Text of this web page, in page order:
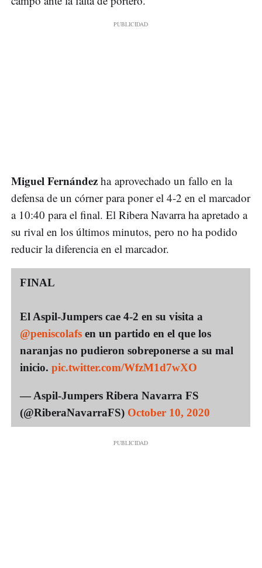
Miguel Fernández ha aprovechado un fallo en la
defensa de un córner para poner el 4-2 en el marcador
a 10:40 para el final. El Ribera Navarra ha apretado a
su rival en los últimos minutos, pero no ha podido
reducir la diferencia en el marcador.
FINAL
El Aspil-Jumpers cae 4-2 en su visita a
@peniscolafs en un partido en el que los
naranjas no pudieron sobreponerse a su mal
inicio. pic.twitter.com/WfzM1d7wXO
— Aspil-Jumpers Ribera Navarra FS
(@RiberaNavarraFS) October 10, 2020